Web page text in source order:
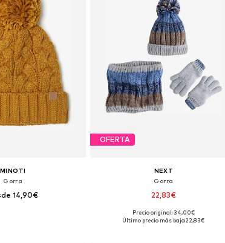
MINOTI
Gorra
14,90€
OFERTA
NEXT
Gorra
22,83€
Tallas disponibles: 54, 55-56, 57
Precio original: 34,00€
Último precio más bajo:22,83€